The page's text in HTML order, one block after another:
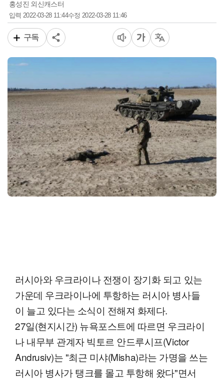
홍성진 외신캐스터
입력2022-03-28 11:44수정 2022-03-28 11:46
구독
러시아와 우크라이나 전쟁이 장기화 되고 있는
가운데 우크라이나에 투항하는 러시아 병사들
이 늘고 있다는 소식이 전해져 화제다.
27일(현지시간) 뉴욕포스트에 따르면 우크라이
나 내무부 관계자 빅토르 안드루시프(Victor
Andrusiv)는 "최근 미샤(Misha)라는 가명을 쓰는
러시아 병사가 탱크를 몰고 투항해 왔다"면서